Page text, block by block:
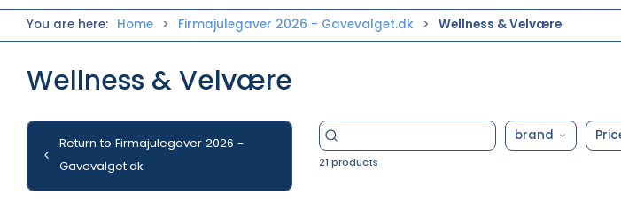
You are here: Home Firmajulegaver 2026 - Gavevalget.dk Wellness & Velvære
Wellness & Velvære
Return to Firmajulegaver 2026 -
Gavevalget.dk
brand
21 products